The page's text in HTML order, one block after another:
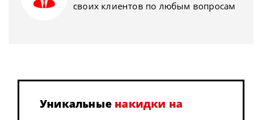
своих клиентов по любым вопросам
Уникальные накидки на